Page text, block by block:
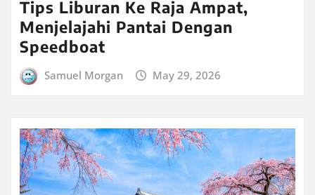
Tips Liburan Ke Raja Ampat,
Menjelajahi Pantai Dengan
Speedboat
Samuel Morgan May 29, 2026